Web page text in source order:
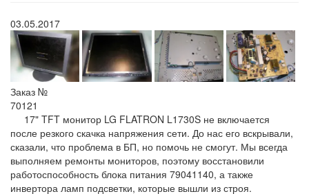
03.05.2017
Заказ №
70121
17" TFT монитор LG FLATRON L1730S не включается
после резкого скачка напряжения сети. До нас его вскрывали,
сказали, что проблема в БП, но помочь не смогут. Мы всегда
выполняем ремонты мониторов, поэтому восстановили
работоспособность блока питания 79041140, а также
инвертора ламп подсветки, которые вышли из строя.